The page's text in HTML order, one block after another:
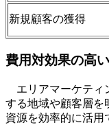
新規顧客の獲得
費用対効果の高
エリアマーケティ
する地域や顧客層を
資源を効率的に活用